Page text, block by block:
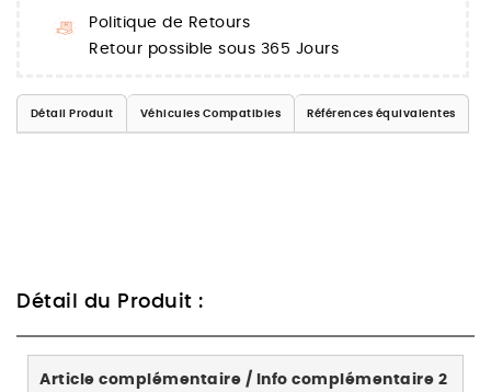
Politique de Retours
Retour possible sous 365 Jours
Détail Produit Véhicules Compatibles Références équivalentes
Détail du Produit :
Article complémentaire / Info complémentaire 2